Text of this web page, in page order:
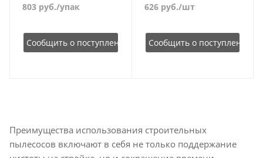
803 руб./упак
Сообщить о поступлении
626руб./шт
Сообщить о поступлении
Преимущества использования строительных
пылесосов включают в себя не только поддержание